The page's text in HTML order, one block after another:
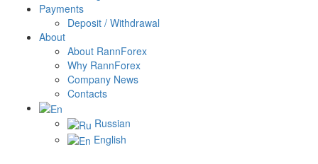
Payments
Deposit / Withdrawal
About
About RannForex
Why RannForex
Company News
Contacts
Russian
English